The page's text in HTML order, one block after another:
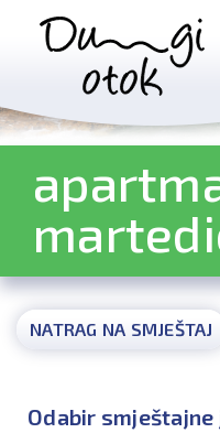
Preskoči na sadržaj
NATRAG NA SMJEŠTAJ
Odabir